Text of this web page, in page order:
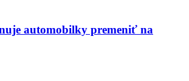
automobilky premeniť na